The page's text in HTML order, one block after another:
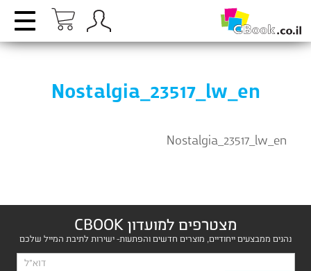
Nostalgia_23517_lw_en
Nostalgia_23517_lw_en
מצטרפים למועדון CBOOK
נהנים ממבצעים ייחודיים, מוצרים חדשים והפתעות- ישירות לתיבת המייל שלכם